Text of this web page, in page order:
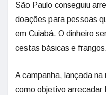
São Paulo conseguiu
doações para pessoas
em Cuiabá. O dinheiro
cestas básicas e
A campanha, lançada
como objetivo arrecadar